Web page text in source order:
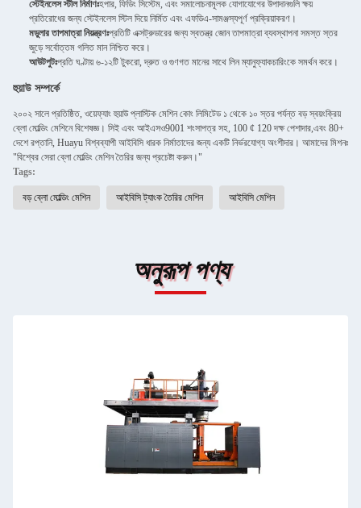
স্টেইনলেস স্টীল নির্মাণঃহপার, ফিডিং সিস্টেম, এবং সমালোচনামূলক যোগাযোগের উপাদানগুলি ক্ষয়
প্রতিরোধের জন্য স্টেইনলেস স্টিল দিয়ে নির্মিত এবং এফডিএ-সামঞ্জস্যপূর্ণ প্রক্রিয়াকরণ।
মডুলার তাপমাত্রা নিয়ন্ত্রণঃপ্রতিটি এক্সট্রুডারের জন্য স্বতন্ত্র জোন তাপমাত্রা ব্যবস্থাপনা সমস্ত স্তর
জুড়ে সর্বোত্তম গলিত মান নিশ্চিত করে।
আউটপুটঃপ্রতি ঘণ্টায় ৬-১২টি টুকরো, দ্রুত ও গুণগত মানের সাথে লিন ম্যানুফ্যাকচারিংকে সমর্থন করে।
হুয়াউ সম্পর্কে
২০০২ সালে প্রতিষ্ঠিত, ওয়েফ্যাং হুয়াউ প্লাস্টিক মেশিন কোং লিমিটেড ১ থেকে ১০ স্তর পর্যন্ত বড় স্বয়ংক্রিয়
ব্লো মোল্ডিং মেশিনে বিশেষজ্ঞ। সিই এবং আইএসও9001 শংসাপত্র সহ, 100 ¢ 120 দক্ষ পেশাদার,এবং 80+
দেশে রপ্তানি, Huayu বিশ্বব্যাপী আইবিসি ধারক নির্মাতাদের জন্য একটি নির্ভরযোগ্য অংশীদার। আমাদের মিশনঃ
"বিশ্বের সেরা ব্লো মোল্ডিং মেশিন তৈরির জন্য প্রচেষ্টা করুন।"
Tags:
বড় ব্লো মোল্ডিং মেশিন আইবিসি ট্যাংক তৈরির মেশিন আইবিসি মেশিন
অনুরূপ পণ্য